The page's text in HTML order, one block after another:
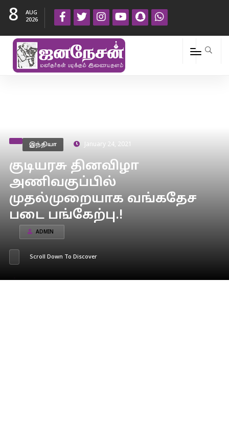
8
AUG
2026
இந்தியா January 24, 2021
குடியரசு தினவிழா
அணிவகுப்பில்
முதல்முறையாக வங்கதேச
படை பங்கேற்பு.!
ADMIN
Scroll Down To Discover